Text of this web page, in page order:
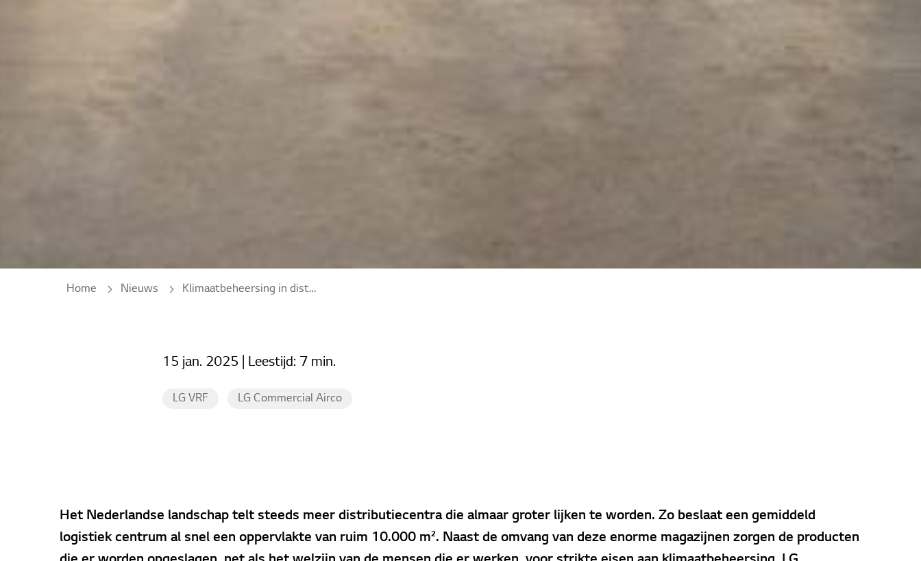
Home Nieuws Klimaatbeheersing in distributiecentra
15 jan. 2025 | Leestijd: 7 min.
LG VRF LG Commercial Airco
Het Nederlandse landschap telt steeds meer distributiecentra die almaar groter lijken te worden. Zo beslaat een gemiddeld
logistiek centrum al snel een oppervlakte van ruim 10.000 m². Naast de omvang van deze enorme magazijnen zorgen de producten